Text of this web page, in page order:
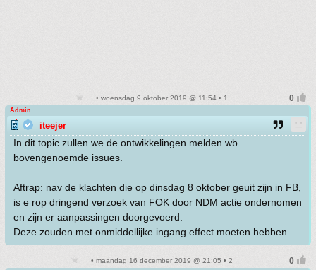
• woensdag 9 oktober 2019 @ 11:54 • 1
Admin
iteejer
In dit topic zullen we de ontwikkelingen melden wb
bovengenoemde issues.
Aftrap: nav de klachten die op dinsdag 8 oktober geuit zijn in FB,
is e rop dringend verzoek van FOK door NDM actie ondernomen
en zijn er aanpassingen doorgevoerd.
Deze zouden met onmiddellijke ingang effect moeten hebben.
• maandag 16 december 2019 @ 21:05 • 2